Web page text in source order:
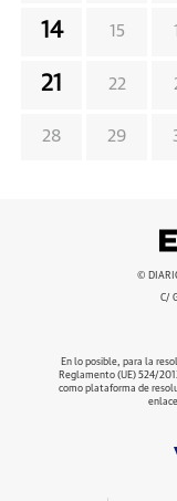
14 15
21 22
28 29
©
C/
En lo posible, para la
Reglamento (UE) 524/
como plataforma de
enlace